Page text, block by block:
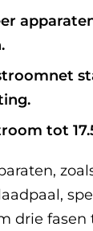
tot
drie fasen